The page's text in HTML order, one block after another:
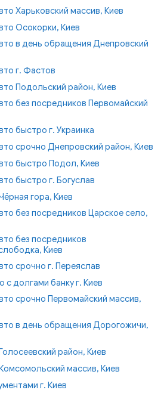
Харьковский массив, Киев
Осокорки, Киев
в день обращения Днепровский
г. Фастов
Подольский район, Киев
без посредников Первомайский
быстро г. Украинка
срочно Днепровский район, Киев
быстро Подол, Киев
быстро г. Богуслав
гора, Киев
без посредников Царское село,
без посредников
Киев
срочно г. Переяслав
с долгами банку г. Киев
срочно Первомайский массив,
в день обращения Дорогожичи,
район, Киев
массив, Киев
г. Киев